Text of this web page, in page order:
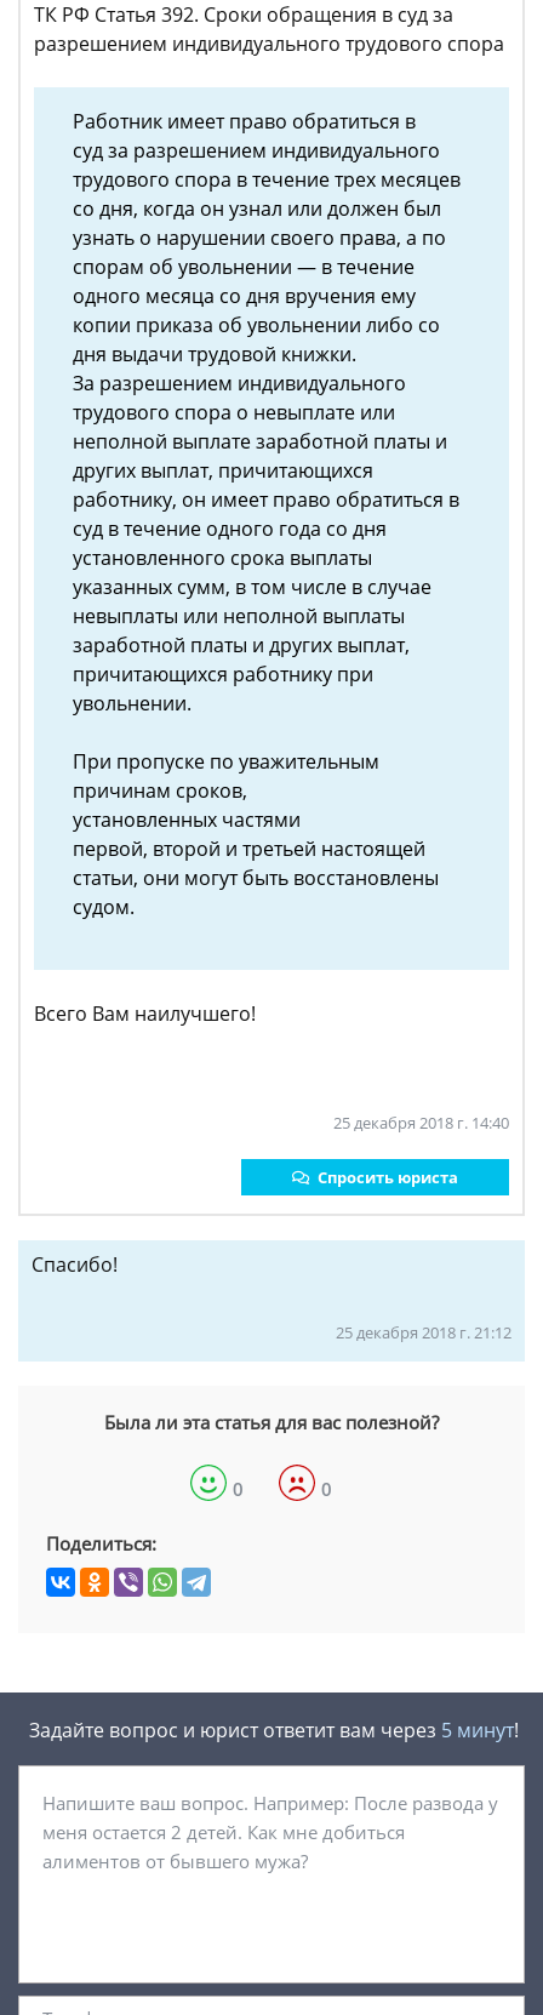
ТК РФ Статья 392. Сроки обращения в суд за
разрешением индивидуального трудового спора
Работник имеет право обратиться в
суд за разрешением индивидуального
трудового спора в течение трех месяцев
со дня, когда он узнал или должен был
узнать о нарушении своего права, а по
спорам об увольнении — в течение
одного месяца со дня вручения ему
копии приказа об увольнении либо со
дня выдачи трудовой книжки.
За разрешением индивидуального
трудового спора о невыплате или
неполной выплате заработной платы и
других выплат, причитающихся
работнику, он имеет право обратиться в
суд в течение одного года со дня
установленного срока выплаты
указанных сумм, в том числе в случае
невыплаты или неполной выплаты
заработной платы и других выплат,
причитающихся работнику при
увольнении.
При пропуске по уважительным
причинам сроков,
установленных частями
первой, второй и третьей настоящей
статьи, они могут быть восстановлены
судом.
Всего Вам наилучшего!
25 декабря 2018 г. 14:40
Спросить юриста
Спасибо!
25 декабря 2018 г. 21:12
Была ли эта статья для вас полезной?
0 0
Поделиться:
Задайте вопрос и юрист ответит вам через 5 минут!